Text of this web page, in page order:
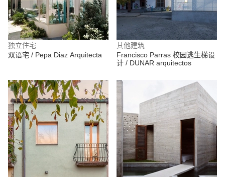
独立住宅
双语宅 / Pepa Diaz Arquitecta
其他建筑
Francisco Parras 校园逃生梯设
计 / DUNAR arquitectos